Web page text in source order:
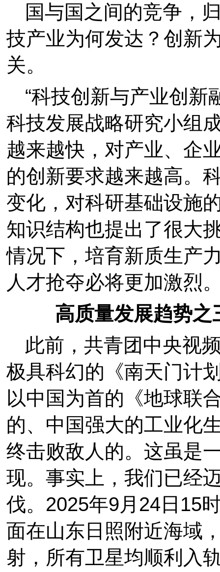
国与国之间的竞争，
技产业为何发达？创新
关。
“科技创新与产业创新
科技发展战略研究小组
越来越快，对产业、企
的创新要求越来越高。
变化，对科研基础设施
知识结构也提出了很大
情况下，培育新质生产
人才抢夺必将更加激烈
高质量发展趋势之
此前，共青团中央视
极具科幻的《南天门计
以中国为首的《地球联
的、中国强大的工业化
终击败敌人的。这虽是
现。事实上，我们已经
伐。2025年9月24日15
面在山东日照附近海域
射，所有卫星均顺利入